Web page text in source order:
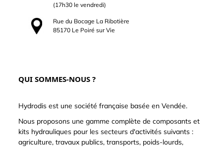
(17h30 le vendredi)
Rue du Bocage La Ribotière
85170 Le Poiré sur Vie
QUI SOMMES-NOUS ?
Hydrodis est une société française basée en Vendée.
Nous proposons une gamme complète de composants et
kits hydrauliques pour les secteurs d'activités suivants :
agriculture, travaux publics, transports, poids-lourds,